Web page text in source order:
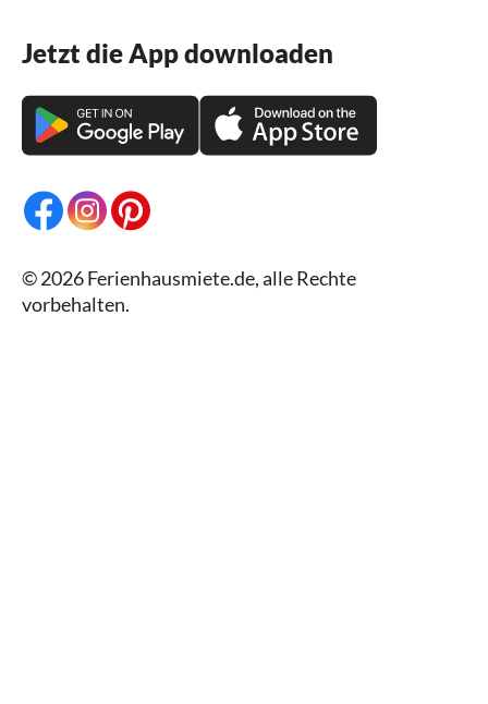
Jetzt die App downloaden
© 2026 Ferienhausmiete.de, alle Rechte
vorbehalten.